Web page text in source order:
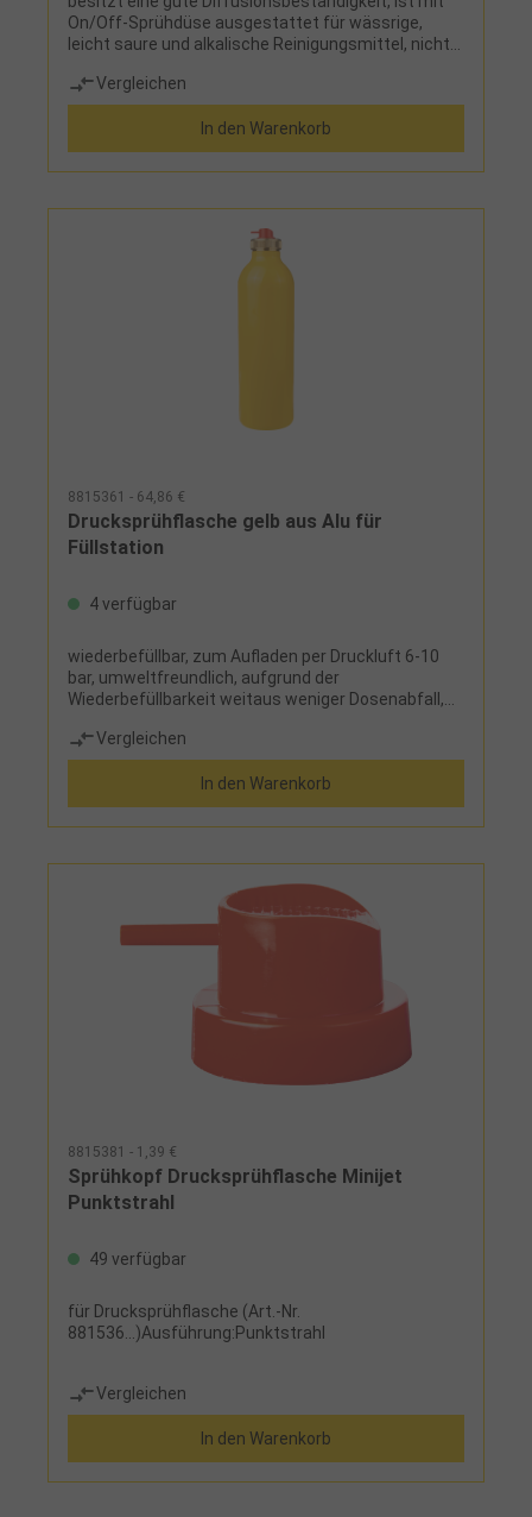
On/Off-Sprühdüse ausgestattet für wässrige,
leicht saure und alkalische Reinigungsmittel, nicht
Vergleichen
In den Warenkorb
8815361 - 64,86 €
Drucksprühflasche gelb aus Alu für
Füllstation
4 verfügbar
wiederbefüllbar, zum Aufladen per Druckluft 6-10
bar, umweltfreundlich, aufgrund der
Wiederbefüllbarkeit weitaus weniger Dosenabfall,
Bodenventil ohne Gewinde, für Füllstation (Art.-Nr.
881533)Lieferumfang: Drucksprühflasche, 2
Tellerventile und 4 Sprühköpfe
Vergleichen
In den Warenkorb
8815381 - 1,39 €
Sprühkopf Drucksprühflasche Minijet
Punktstrahl
49 verfügbar
für Drucksprühflasche (Art.-Nr.
881536...)Ausführung:Punktstrahl
Vergleichen
In den Warenkorb